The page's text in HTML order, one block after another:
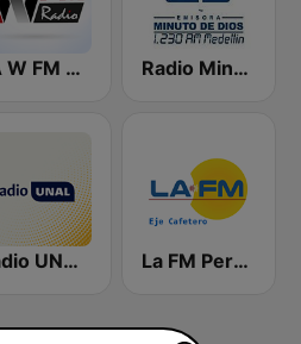
LA W FM RADIO Radio Minuto de Dios Medellín
Radio UNAL 98.5 FM Bogotá - National University of Colombia - UNIMEDIOS La FM Pereira